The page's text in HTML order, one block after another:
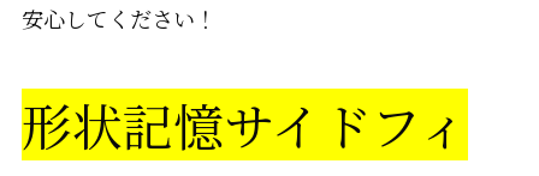
安心してください！
形状記憶サイドフィ